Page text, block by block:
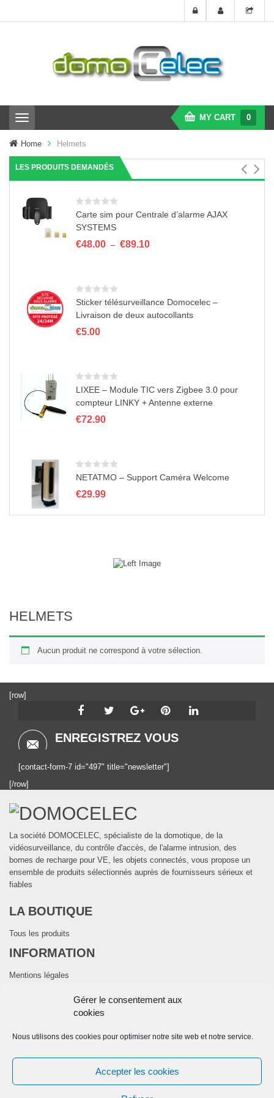
Gérer le consentement aux
cookies
Nous utilisons des cookies pour optimiser notre site web et notre service.
Accepter les cookies
T
o
g
l
v
i
MY CART 0
Home Helmets
LES PRODUITS DEMANDÉS
Carte sim pour Centrale d’alarme AJAX
SYSTEMS
€48.00 – €89.10Plage
€89.10
Sticker télésurveillance Domocelec –
Livraison de deux autocollants
€5.00
LIXEE – Module TIC vers Zigbee 3.0 pour
compteur LINKY + Antenne externe
€72.90
NETATMO – Support Caméra Welcome
€29.99
HELMETS
Aucun produit ne correspond à votre sélection.
[row]
ENREGISTREZ VOUS
[contact-form-7 id="497" title="newsletter"]
[/row]
La société DOMOCELEC, spécialiste de la domotique, de la
vidéosurveillance, du contrôle d'accès, de l'alarme intrusion, des
bornes de recharge pour VE, les objets connectés, vous propose un
ensemble de produits sélectionnés auprès de fournisseurs sérieux et
fiables
LA BOUTIQUE
Tous les produits
INFORMATION
Mentions légales
Politique de cookies (UE)
contact@domocelec.com